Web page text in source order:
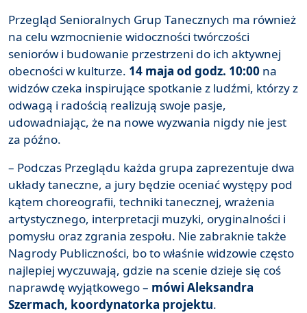
Przegląd Senioralnych Grup Tanecznych ma również
na celu wzmocnienie widoczności twórczości
seniorów i budowanie przestrzeni do ich aktywnej
obecności w kulturze. 14 maja od godz. 10:00 na
widzów czeka inspirujące spotkanie z ludźmi, którzy z
odwagą i radością realizują swoje pasje,
udowadniając, że na nowe wyzwania nigdy nie jest
za późno.
– Podczas Przeglądu każda grupa zaprezentuje dwa
układy taneczne, a jury będzie oceniać występy pod
kątem choreografii, techniki tanecznej, wrażenia
artystycznego, interpretacji muzyki, oryginalności i
pomysłu oraz zgrania zespołu. Nie zabraknie także
Nagrody Publiczności, bo to właśnie widzowie często
najlepiej wyczuwają, gdzie na scenie dzieje się coś
naprawdę wyjątkowego – mówi Aleksandra
Szermach, koordynatorka projektu.